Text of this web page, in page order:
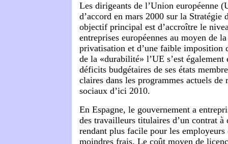
Les dirigeants de l’Union européenne
d’accord en mars 2000 sur la Stratégie
objectif principal est d’accroître le
entreprises européennes au moyen de
privatisation et d’une faible imposition
de la «durabilité» l’UE s’est également
déficits budgétaires de ses états
claires dans les programmes actuels de
sociaux d’ici 2010.
En Espagne, le gouvernement a
des travailleurs titulaires d’un contrat à
rendant plus facile pour les employeurs
moindres frais. Le coût moyen de